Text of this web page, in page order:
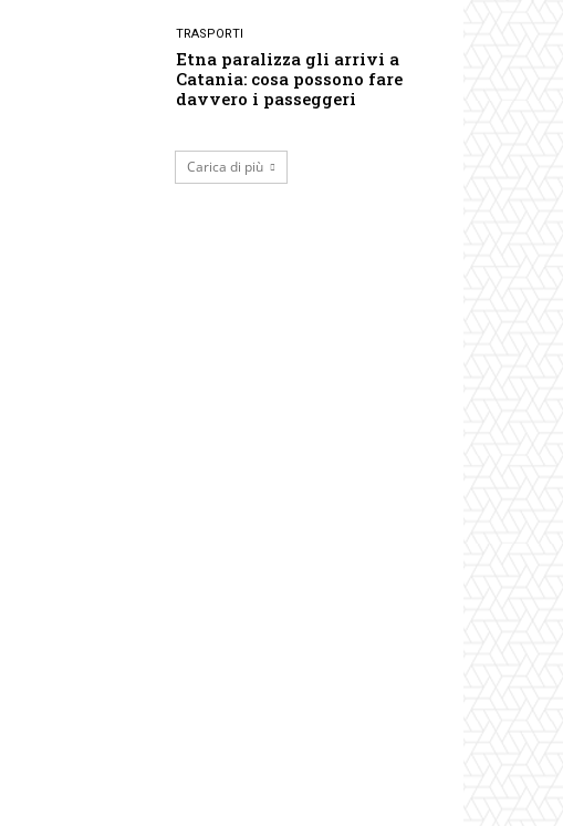
TRASPORTI
Etna paralizza gli arrivi a
Catania: cosa possono fare
davvero i passeggeri
Carica di più